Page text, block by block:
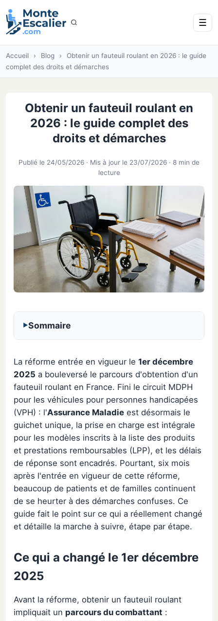
☰
Accueil › Blog ›
Obtenir un fauteuil roulant en 2026 : le guide
complet des droits et démarches
Obtenir un fauteuil roulant en
2026 : le guide complet des
droits et démarches
Publié le 24/05/2026 · Mis à jour le 23/07/2026 · 8 min de
lecture
Sommaire
La réforme entrée en vigueur le 1er décembre
2025 a bouleversé le parcours d'obtention d'un
fauteuil roulant en France. Fini le circuit MDPH
pour les véhicules pour personnes handicapées
(VPH) : l'Assurance Maladie est désormais le
guichet unique, la prise en charge est intégrale
pour les modèles inscrits à la liste des produits
et prestations remboursables (LPP), et les délais
de réponse sont encadrés. Pourtant, six mois
après l'entrée en vigueur de cette réforme,
beaucoup de patients et de familles continuent
de se heurter à des démarches confuses. Ce
guide fait le point sur ce qui a réellement changé
et détaille la marche à suivre, étape par étape.
Ce qui a changé le 1er décembre
2025
Avant la réforme, obtenir un fauteuil roulant
impliquait un parcours du combattant :